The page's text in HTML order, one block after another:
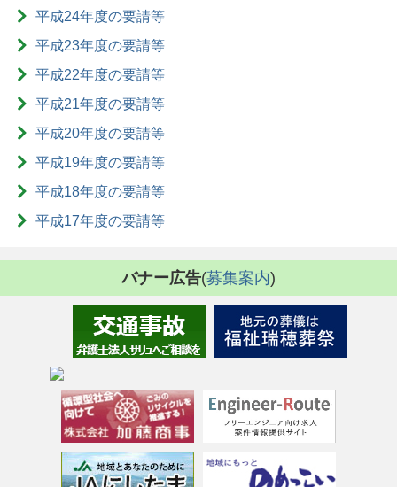
平成24年度の要請等
平成23年度の要請等
平成22年度の要請等
平成21年度の要請等
平成20年度の要請等
平成19年度の要請等
平成18年度の要請等
平成17年度の要請等
バナー広告(募集案内)